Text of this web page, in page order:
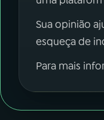
Sua opinião
esqueça de
Para mais